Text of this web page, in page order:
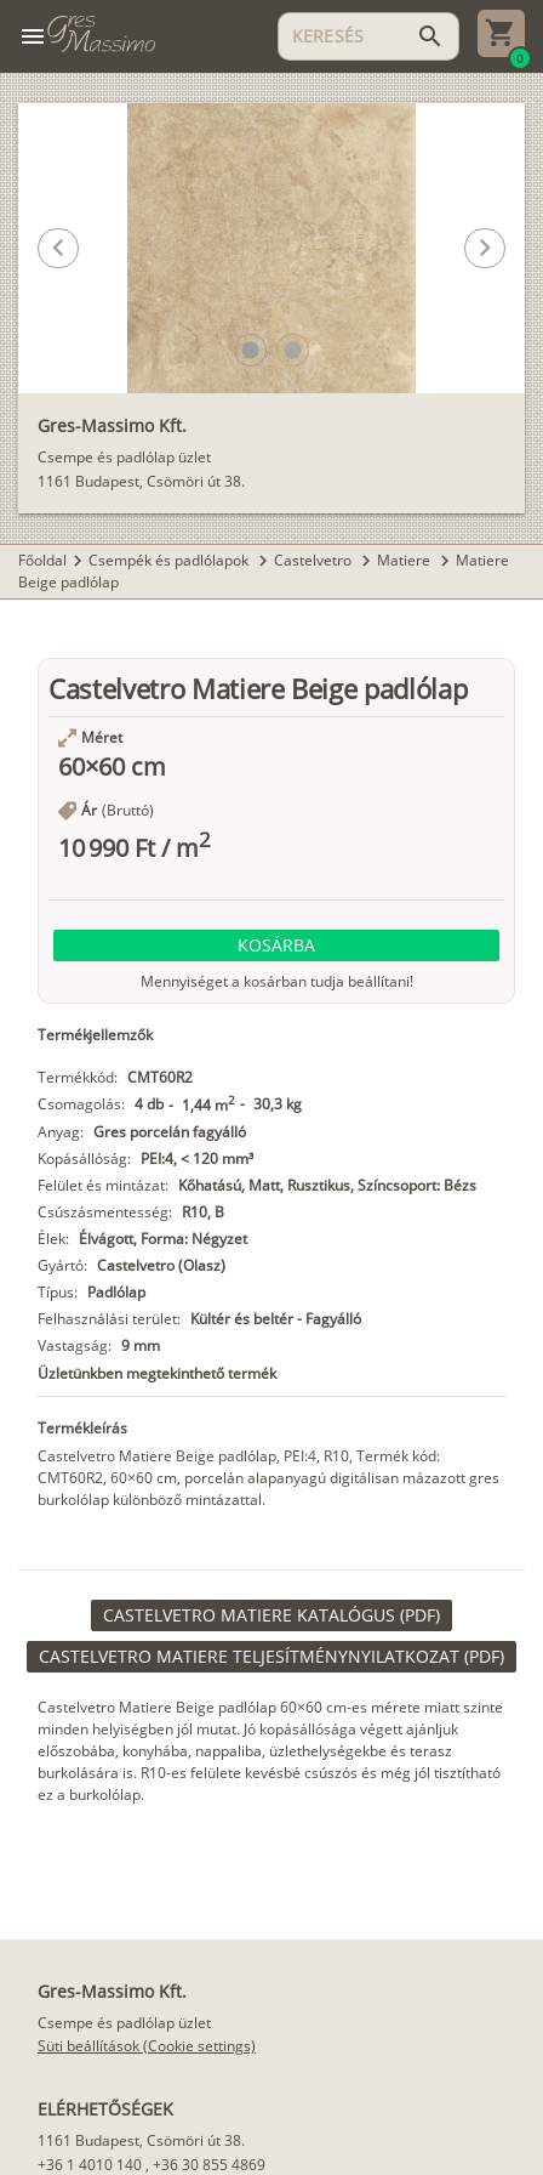
menu search
0
Gres-Massimo Kft.
Csempe és padlólap üzlet
1161 Budapest, Csömöri út 38.
lens lens
chevron_left chevron_right
Főoldal chevron_right Csempék és padlólapok chevron_right Castelvetro chevron_right Matiere chevron_right Matiere
Beige padlólap
Castelvetro Matiere Beige padlólap
Méret
60×60 cm
Ár (Bruttó)
10 990 Ft/m2
KOSÁRBA
Mennyiséget a kosárban tudja beállítani!
Termékjellemzők
Termékkód: CMT60R2
Csomagolás: 4 db - 1,44 m2 - 30,3 kg
Anyag: Gres porcelán fagyálló
Kopásállóság: PEI:4, < 120 mm³
Felület és mintázat: Kőhatású, Matt, Rusztikus, Színcsoport: Bézs
Csúszásmentesség: R10, B
Élek: Élvágott, Forma: Négyzet
Gyártó: Castelvetro (Olasz)
Típus: Padlólap
Felhasználási terület: Kültér és beltér - Fagyálló
Vastagság: 9 mm
Üzletünkben megtekinthető termék
Termékleírás
Castelvetro Matiere Beige padlólap, PEI:4, R10, Termék kód:
CMT60R2, 60×60 cm, porcelán alapanyagú digitálisan mázazott gres
burkolólap különböző mintázattal.
CASTELVETRO MATIERE KATALÓGUS (PDF)
CASTELVETRO MATIERE TELJESÍTMÉNYNYILATKOZAT (PDF)
Castelvetro Matiere Beige padlólap 60×60 cm-es mérete miatt szinte
minden helyiségben jól mutat. Jó kopásállósága végett ajánljuk
előszobába, konyhába, nappaliba, üzlethelységekbe és terasz
burkolására is. R10-es felülete kevésbé csúszós és még jól tisztítható
ez a burkolólap.
Gres-Massimo Kft.
Csempe és padlólap üzlet
Süti beállítások (Cookie settings)
ELÉRHETŐSÉGEK
1161 Budapest, Csömöri út 38.
+36 1 4010 140 , +36 30 855 4869